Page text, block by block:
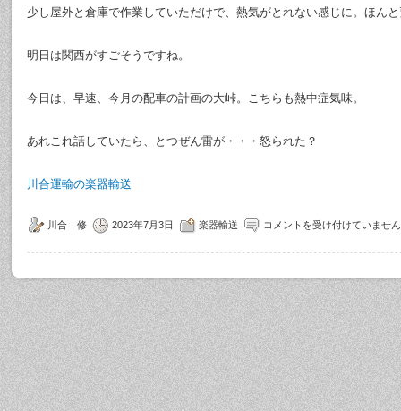
少し屋外と倉庫で作業していただけで、熱気がとれない感じに。ほん
明日は関西がすごそうですね。
今日は、早速、今月の配車の計画の大峠。こちらも熱中症気味。
あれこれ話していたら、とつぜん雷が・・・怒られた？
川合運輸の楽器輸送
川合 修 2023年7月3日 楽器輸送 コメントを受け付けていませ